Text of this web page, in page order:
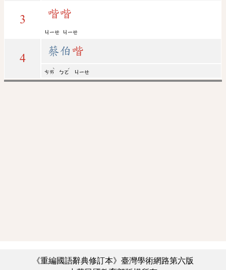
3 喈喈
ㄐㄧㄝ ㄐㄧㄝ
4
蔡伯 喈
ㄘㄞ
ˋ
ㄅㄛ
ˊ
ㄐㄧㄝ
《重編國語辭典修訂本》臺灣學術網路第六版